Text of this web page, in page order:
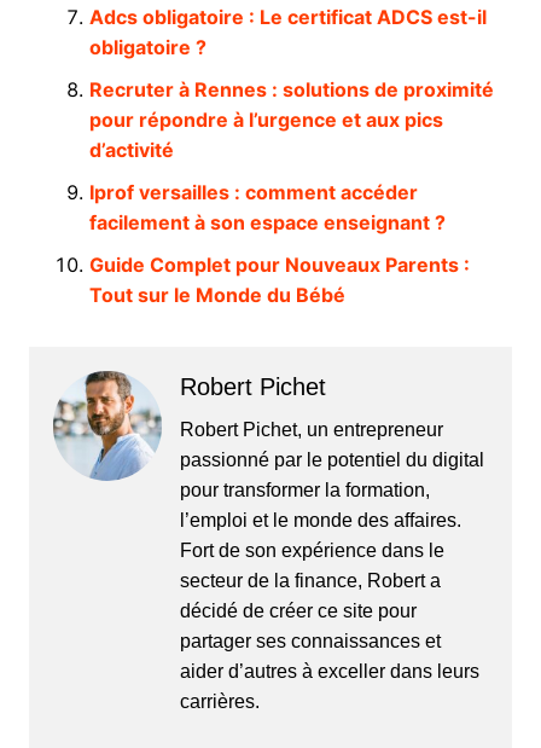
Adcs obligatoire : Le certificat ADCS est-il
obligatoire ?
Recruter à Rennes : solutions de proximité
pour répondre à l’urgence et aux pics
d’activité
Iprof versailles : comment accéder
facilement à son espace enseignant ?
Guide Complet pour Nouveaux Parents :
Tout sur le Monde du Bébé
Robert Pichet
Robert Pichet, un entrepreneur
passionné par le potentiel du digital
pour transformer la formation,
l’emploi et le monde des affaires.
Fort de son expérience dans le
secteur de la finance, Robert a
décidé de créer ce site pour
partager ses connaissances et
aider d’autres à exceller dans leurs
carrières.